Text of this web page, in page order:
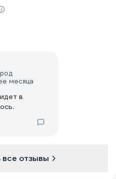
месяца
в
отзывы